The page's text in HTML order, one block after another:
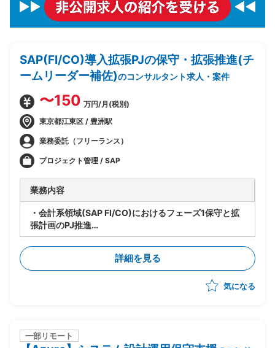
SAP(FI/CO)導入拡張PJの保守・拡張推進(チ
ームリーダー補佐)のコンサルタント求人・案件
〜150 万円/月(税別)
東京都江東区 / 豊洲駅
業務委託（フリーランス）
プロジェクト管理 / SAP
業務内容
・会計系領域(SAP FI/CO)におけるフェーズ1保守と拡
張計画のPJ推進
・要員管理、進捗管理、タスク管理を担当
・設計レビューの実施
・関係者調整(エンドユーザ・ベンダー・オフショア開
発メンバ間)
・ベンダー統制及びチームコミュニケーションの推進
詳細を見る
気になる
一部リモート